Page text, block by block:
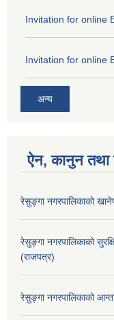
Invitation for online
Invitation for online
अन्य
ऐन, कानुन तथा
रेसुङ्गा नगरपालिकाको
रेसुङ्गा नगरपालिकाको
(राजपत्र)
रेसुङ्गा नगरपालिकाको